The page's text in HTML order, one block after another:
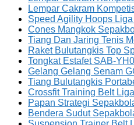
Lempar Cakram
Speed Agility Hoops
Cones Mangkok
Tiang Dan Jaring Tenis
Raket Bulutangkis Top
Tongkat Estafet SAB-
Gelang Gelang Senam
Tiang Bulutangkis
Crossfit Training Belt
Papan Strategi
Bendera Sudut